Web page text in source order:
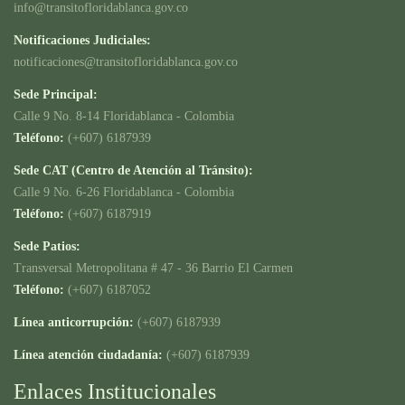
info@transitofloridablanca.gov.co
Notificaciones Judiciales:
notificaciones@transitofloridablanca.gov.co
Sede Principal:
Calle 9 No. 8-14 Floridablanca - Colombia
Teléfono: (+607) 6187939
Sede CAT (Centro de Atención al Tránsito):
Calle 9 No. 6-26 Floridablanca - Colombia
Teléfono: (+607) 6187919
Sede Patios:
Transversal Metropolitana # 47 - 36 Barrio El Carmen
Teléfono: (+607) 6187052
Línea anticorrupción: (+607) 6187939
Línea atención ciudadanía: (+607) 6187939
Enlaces Institucionales